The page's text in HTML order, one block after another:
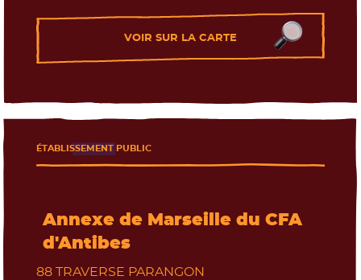
VOIR SUR LA CARTE
Annexe de Marseille du CFA
d'Antibes
ÉTABLISSEMENT PUBLIC
88 TRAVERSE PARANGON